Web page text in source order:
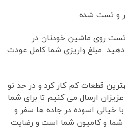
و تست شده
تست روی ماشین خودتان در
مبلغ واریزی شما کامل عودت
قطعات کم کار کرد و در حد نو
ارسال می کنیم تا برای شما
خیالی اسوده در جاده ها سفر و
و کامیون شما است و رضایت